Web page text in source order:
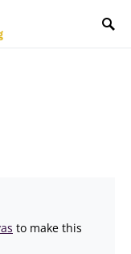
to make this
to four times a